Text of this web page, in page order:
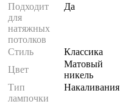
Подходит
для
натяжных
потолков
Да
Стиль
Классика
Цвет
Матовый
никель
Тип
лампочки
Накаливания